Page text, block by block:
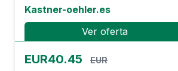
Kastner-oehler.es
Ver oferta
EUR40.45
EUR